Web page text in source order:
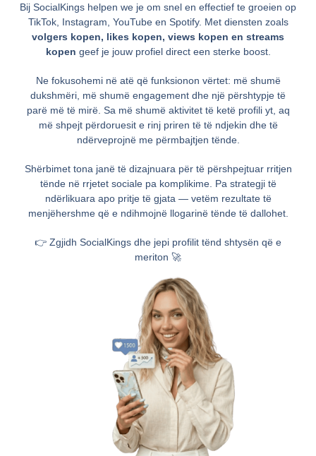
Bij SocialKings helpen we je om snel en effectief te groeien op
TikTok, Instagram, YouTube en Spotify. Met diensten zoals
volgers kopen, likes kopen, views kopen en streams
kopen geef je jouw profiel direct een sterke boost.
Ne fokusohemi në atë që funksionon vërtet: më shumë
dukshmëri, më shumë engagement dhe një përshtypje të
parë më të mirë. Sa më shumë aktivitet të ketë profili yt, aq
më shpejt përdoruesit e rinj priren të të ndjekin dhe të
ndërveprojnë me përmbajtjen tënde.
Shërbimet tona janë të dizajnuara për të përshpejtuar rritjen
tënde në rrjetet sociale pa komplikime. Pa strategji të
ndërlikuara apo pritje të gjata — vetëm rezultate të
menjëhershme që e ndihmojnë llogarinë tënde të dallohet.
👉 Zgjidh SocialKings dhe jepi profilit tënd shtysën që e
meriton 🚀